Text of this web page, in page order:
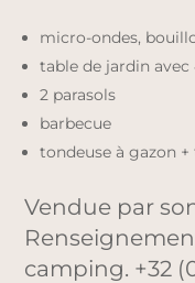
micro-ondes,
table de jardin avec
2 parasols
barbecue
tondeuse à gazon
Vendue par
camping. +32